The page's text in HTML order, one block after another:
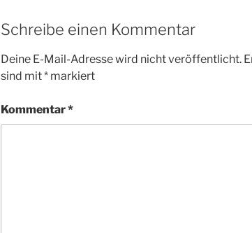
Schreibe einen Kommentar
Deine E-Mail-Adresse wird nicht veröffentlicht.
sind mit* markiert
Kommentar*